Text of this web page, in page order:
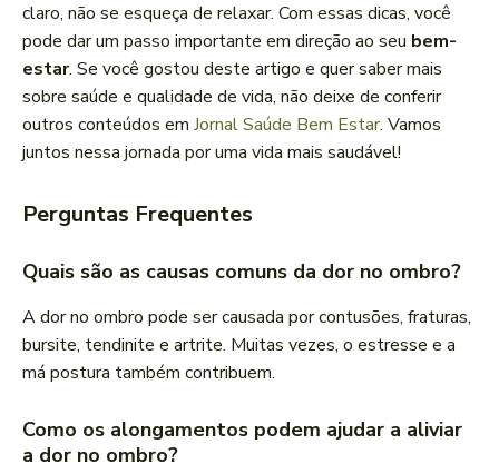
claro, não se esqueça de relaxar. Com essas dicas, você
pode dar um passo importante em direção ao seu bem-
estar. Se você gostou deste artigo e quer saber mais
sobre saúde e qualidade de vida, não deixe de conferir
outros conteúdos em Jornal Saúde Bem Estar. Vamos
juntos nessa jornada por uma vida mais saudável!
Perguntas Frequentes
Quais são as causas comuns da dor no ombro?
A dor no ombro pode ser causada por contusões, fraturas,
bursite, tendinite e artrite. Muitas vezes, o estresse e a
má postura também contribuem.
Como os alongamentos podem ajudar a aliviar
a dor no ombro?